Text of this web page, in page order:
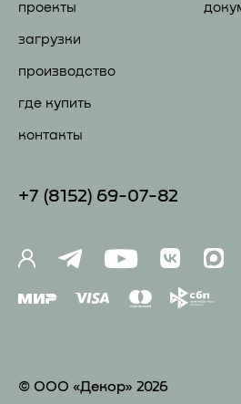
проекты
загрузки
производство
где купить
контакты
+7 (81 52) 69-07-82
© ООО «Декор» 2026